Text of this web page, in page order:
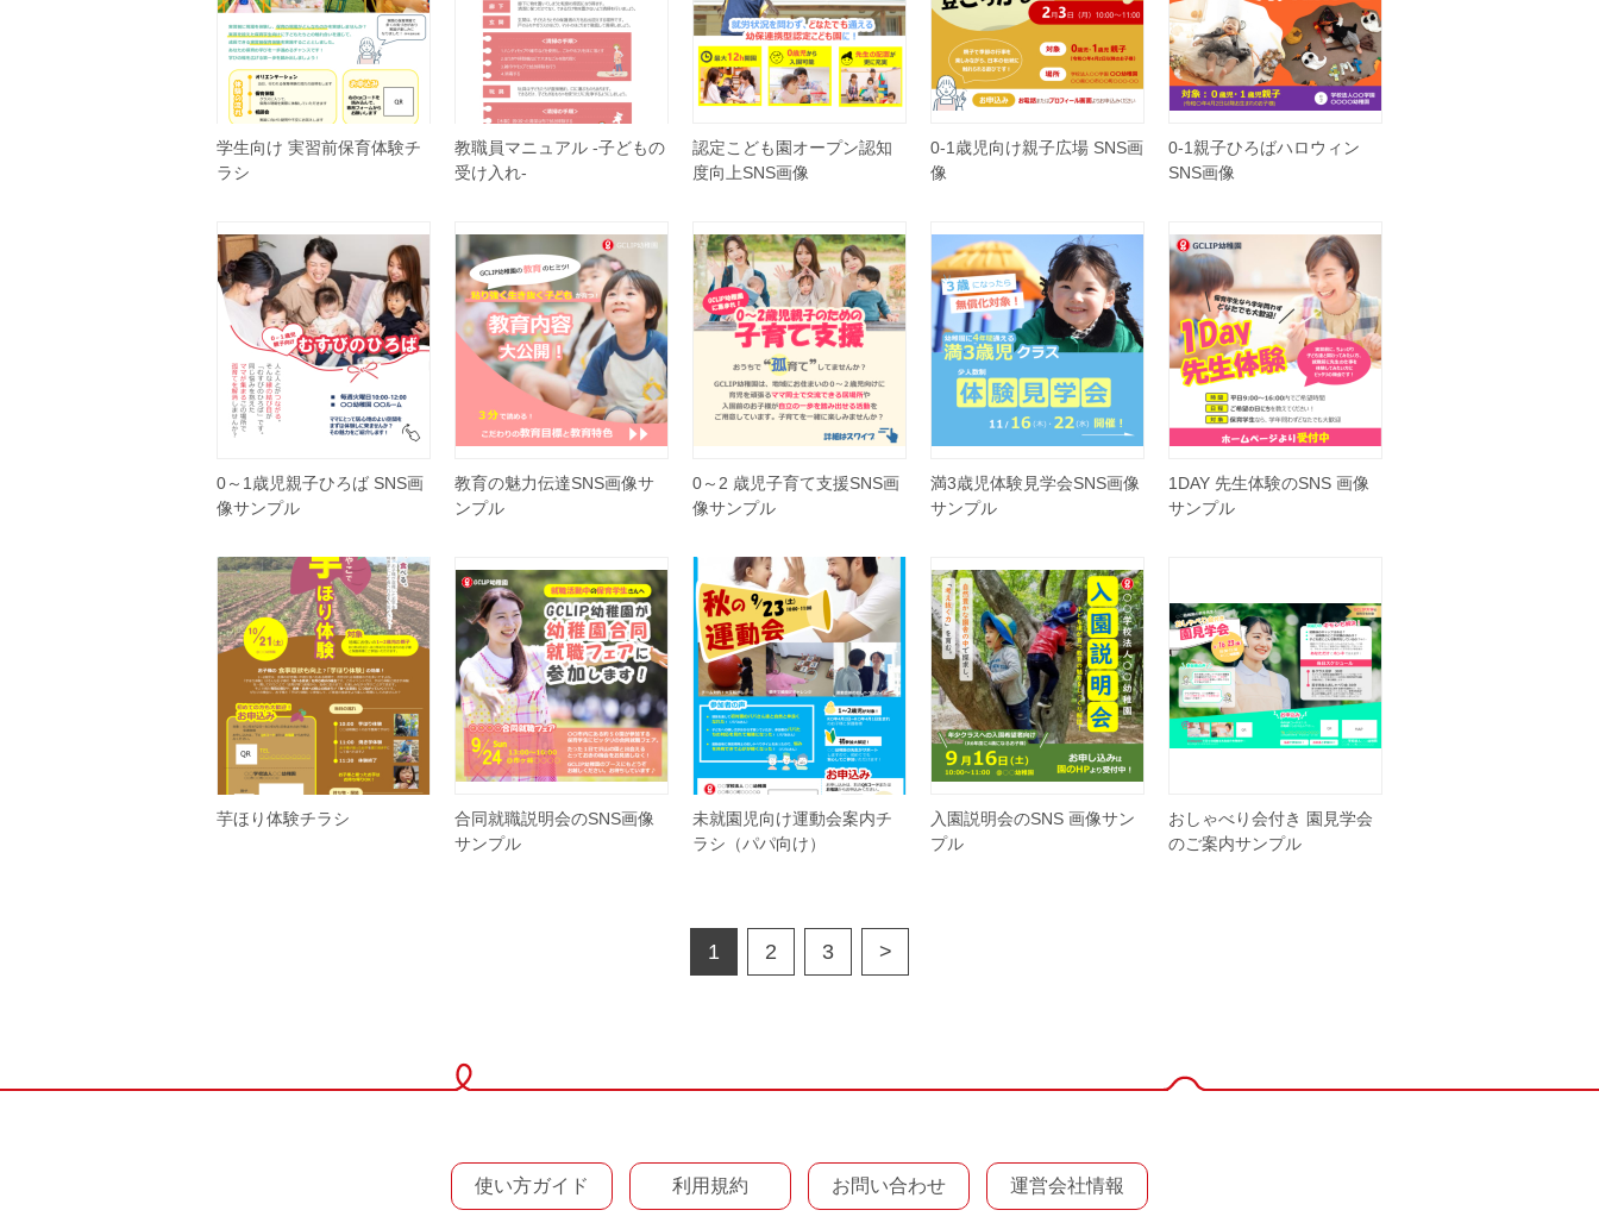
学生向け 実習前保育体験チ
ラシ
教職員マニュアル -子どもの
受け入れ-
認定こども園オープン認知
度向上SNS画像
0-1歳児向け親子広場 SNS画
像
0-1親子ひろばハロウィン
SNS画像
0～1歳児親子ひろば SNS画
像サンプル
教育の魅力伝達SNS画像サ
ンプル
0～2 歳児子育て支援SNS画
像サンプル
満3歳児体験見学会SNS画像
サンプル
1DAY 先生体験のSNS 画像
サンプル
芋ほり体験チラシ
合同就職説明会のSNS画像
サンプル
未就園児向け運動会案内チ
ラシ（パパ向け）
入園説明会のSNS 画像サン
プル
おしゃべり会付き 園見学会
のご案内サンプル
1 2 3 >
使い方ガイド 利用規約 お問い合わせ 運営会社情報